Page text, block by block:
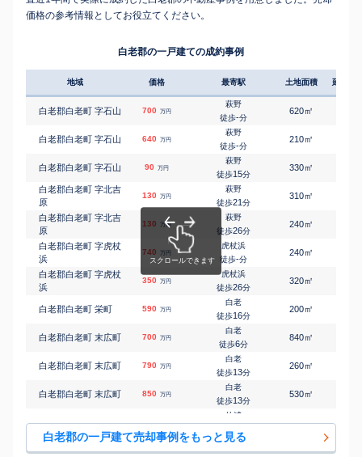
価格の参考情報としてお役立てください。
白老郡の一戸建ての成約事例
地域 価格 最寄駅 土地面積 延床面
白老郡白老町 字石山 700 万円
萩野
徒歩-分
620㎡
白老郡白老町 字石山 640 万円
萩野
徒歩-分
210㎡
白老郡白老町 字石山 90 万円
萩野
徒歩15分
330㎡
白老郡白老町 字北吉
原
130 万円
萩野
徒歩21分
310㎡
白老郡白老町 字北吉
原
130 万円
萩野
徒歩26分
240㎡
白老郡白老町 字虎杖
浜
740 万円
虎杖浜
徒歩-分
240㎡
白老郡白老町 字虎杖
浜
350 万円
虎杖浜
徒歩26分
320㎡
白老郡白老町 栄町 590 万円
白老
徒歩16分
200㎡
白老郡白老町 末広町 700 万円
白老
徒歩6分
840㎡
白老郡白老町 末広町 790 万円
白老
徒歩13分
260㎡
白老郡白老町 末広町 850 万円
白老
徒歩13分
530㎡
白老郡白老町 字竹浦 260 万円
竹浦
680㎡
白老郡白老町 字竹浦 380 万円
竹浦
280㎡ 145
白老郡の一戸建て売却事例をもっと見る